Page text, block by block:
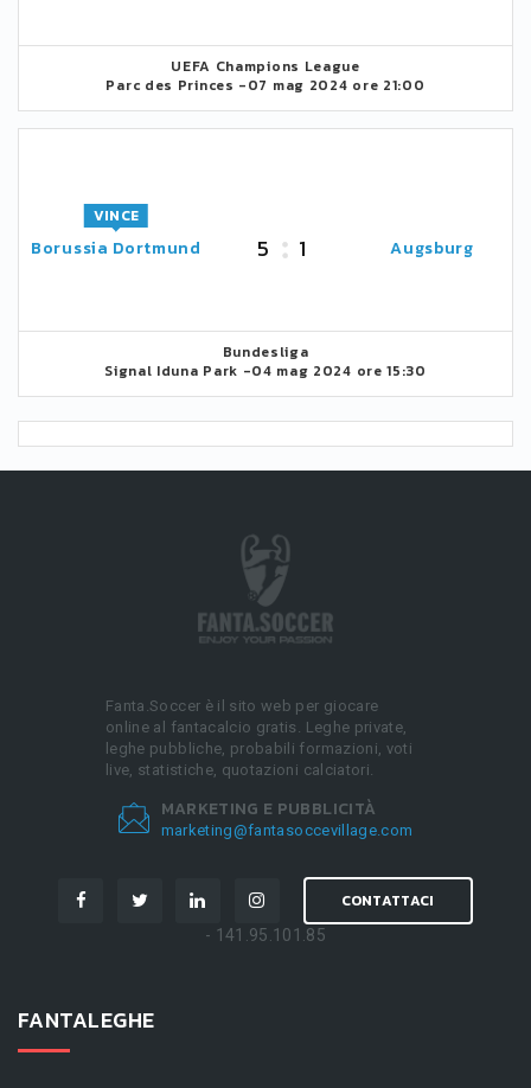
UEFA Champions League
Parc des Princes -07 mag 2024 ore 21:00
Borussia Dortmund
VINCE
5 1 Augsburg
Bundesliga
Signal Iduna Park -04 mag 2024 ore 15:30
Fanta.Soccer è il sito web per giocare
online al fantacalcio gratis. Leghe private,
leghe pubbliche, probabili formazioni, voti
live, statistiche, quotazioni calciatori.
MARKETING E PUBBLICITÀ
marketing@fantasoccevillage.com
CONTATTACI
- 141.95.101.85
FANTALEGHE